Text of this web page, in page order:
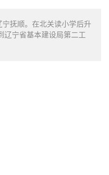
抚顺。在北关读小学后升
辽宁省基本建设局第二工